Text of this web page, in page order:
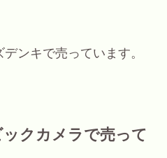
ンキで売っています。
クカメラで売って